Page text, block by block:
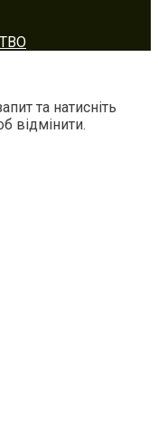
та натисніть
відмінити.